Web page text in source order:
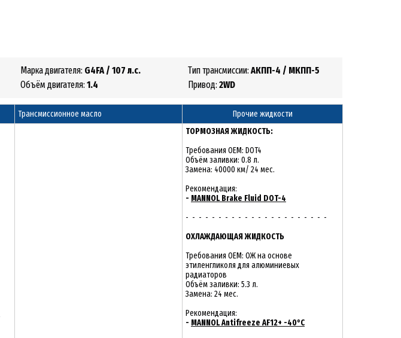
Марка двигателя: G4FA/ 107 л.с.
Объём двигателя: 1.4
Тип трансмиссии: АКПП-4 / МКПП-5
Привод: 2WD
Трансмиссионное масло
Прочие жидкости
ТОРМОЗНАЯ ЖИДКОСТЬ:
Требования OEM: DOT4
Объём заливки: 0.8 л.
Замена: 40000 км/ 24 мес.
Рекомендация:
- MANNOL Brake Fluid DOT-4
- - - - - - - - - - - - - - - - - - - - - -
ОХЛАЖДАЮЩАЯ ЖИДКОСТЬ
Требования OEM: ОЖ на основе
этиленгликоля для алюминиевых
радиаторов
Объём заливки: 5.3 л.
Замена: 24 мес.
Рекомендация:
- MANNOL Antifreeze AF12+ -40°C